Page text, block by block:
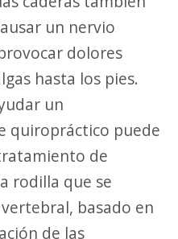
un nervio
dolores
hasta los pies.
un
quiropráctico puede
de
rodilla que se
basado en
de las